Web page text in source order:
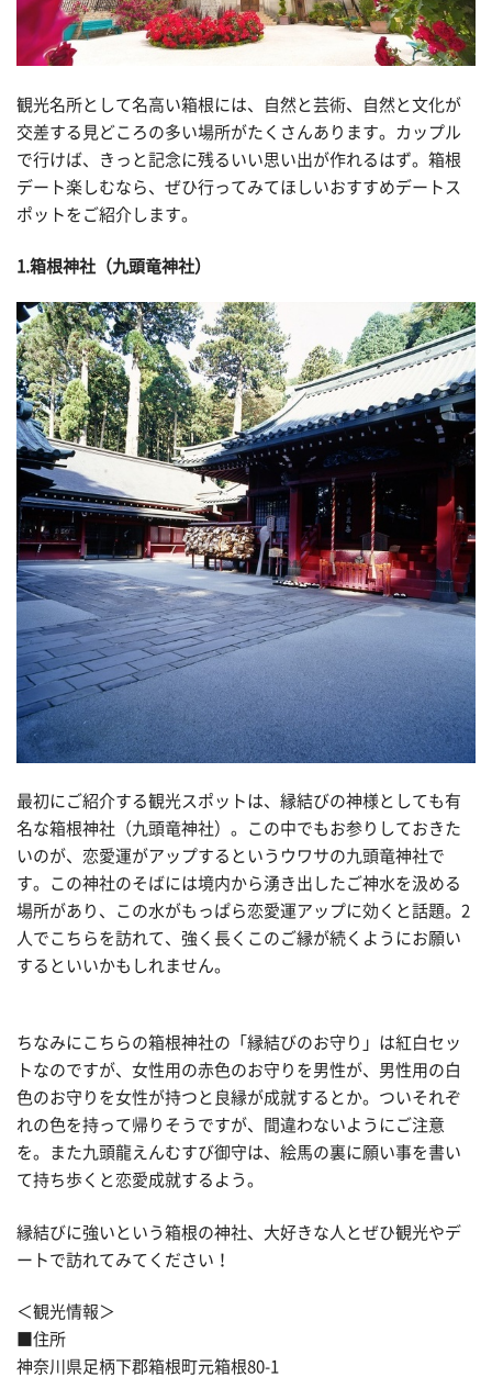
観光名所として名高い箱根には、自然と芸術、自然と文化が
交差する見どころの多い場所がたくさんあります。カップル
で行けば、きっと記念に残るいい思い出が作れるはず。箱根
デート楽しむなら、ぜひ行ってみてほしいおすすめデートス
ポットをご紹介します。
1.箱根神社（九頭竜神社）
最初にご紹介する観光スポットは、縁結びの神様としても有
名な箱根神社（九頭竜神社）。この中でもお参りしておきた
いのが、恋愛運がアップするというウワサの九頭竜神社で
す。この神社のそばには境内から湧き出したご神水を汲める
場所があり、この水がもっぱら恋愛運アップに効くと話題。2
人でこちらを訪れて、強く長くこのご縁が続くようにお願い
するといいかもしれません。
ちなみにこちらの箱根神社の「縁結びのお守り」は紅白セッ
トなのですが、女性用の赤色のお守りを男性が、男性用の白
色のお守りを女性が持つと良縁が成就するとか。ついそれぞ
れの色を持って帰りそうですが、間違わないようにご注意
を。また九頭龍えんむすび御守は、絵馬の裏に願い事を書い
て持ち歩くと恋愛成就するよう。
縁結びに強いという箱根の神社、大好きな人とぜひ観光やデ
ートで訪れてみてください！
＜観光情報＞
■住所
神奈川県足柄下郡箱根町元箱根80-1